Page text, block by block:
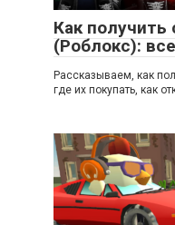
Как
(Роблокс):
Рассказываем, как
где их покупать, как